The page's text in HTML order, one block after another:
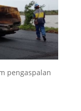
pengaspalan